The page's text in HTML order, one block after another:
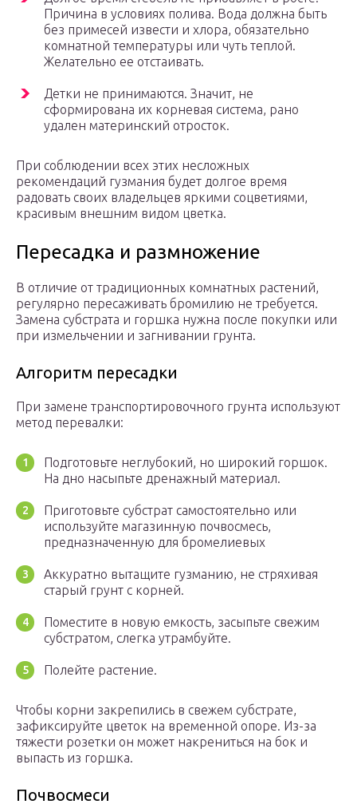
Причина в условиях полива. Вода должна быть
без примесей извести и хлора, обязательно
комнатной температуры или чуть теплой.
Желательно ее отстаивать.
Детки не принимаются. Значит, не
сформирована их корневая система, рано
удален материнский отросток.
При соблюдении всех этих несложных
рекомендаций гузмания будет долгое время
радовать своих владельцев яркими соцветиями,
красивым внешним видом цветка.
Пересадка и размножение
В отличие от традиционных комнатных растений,
регулярно пересаживать бромилию не требуется.
Замена субстрата и горшка нужна после покупки или
при измельчении и загнивании грунта.
Алгоритм пересадки
При замене транспортировочного грунта используют
метод перевалки:
Подготовьте неглубокий, но широкий горшок.
На дно насыпьте дренажный материал.
Приготовьте субстрат самостоятельно или
используйте магазинную почвосмесь,
предназначенную для бромелиевых
Аккуратно вытащите гузманию, не стряхивая
старый грунт с корней.
Поместите в новую емкость, засыпьте свежим
субстратом, слегка утрамбуйте.
Полейте растение.
Чтобы корни закрепились в свежем субстрате,
зафиксируйте цветок на временной опоре. Из-за
тяжести розетки он может накрениться на бок и
выпасть из горшка.
Почвосмеси